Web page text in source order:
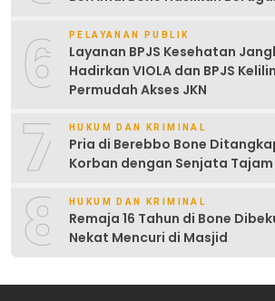
6 PELAYANAN PUBLIK
Layanan BPJS Kesehatan
Hadirkan VIOLA dan BPJS
Permudah Akses JKN
7 HUKUM DAN KRIMINAL
Pria di Berebbo Bone
Korban dengan Senjata Tajam
8 HUKUM DAN KRIMINAL
Remaja 16 Tahun di Bone
Nekat Mencuri di Masjid